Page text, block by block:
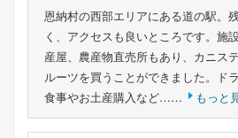
恩納村の西部エリアにある道の駅。
く、アクセスも良いところです。施
産屋、農産物直売所もあり、カニス
ルーツを買うことができました。ド
食事やお土産購入など……
もっと